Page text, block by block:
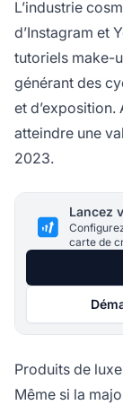
L’industrie
d’Instagram et
tutoriels make-
générant des
et d’exposition.
atteindre une
2023.
Lancez
carte de
Produits de luxe
Même si la